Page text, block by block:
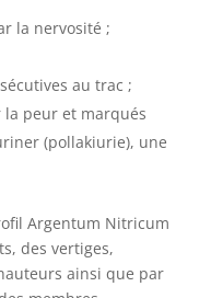
la nervosité ;
au trac ;
peur et marqués
(pollakiurie), une
Argentum Nitricum
des vertiges,
ainsi que par